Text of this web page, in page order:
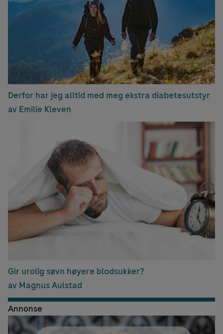
Derfor har jeg alltid med meg ekstra diabetesutstyr
av Emilie Kleven
Gir urolig søvn høyere blodsukker?
av Magnus Aulstad
Annonse